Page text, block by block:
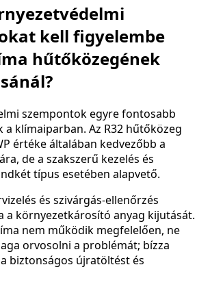
kell figyelembe
hűtőközegének
szempontok egyre fontosabb
a klímaiparban. Az R32 hűtőközeg
értéke általában kedvezőbb a
de a szakszerű kezelés és
típus esetében alapvető.
és szivárgás-ellenőrzés
a környezetkárosító anyag kijutását.
nem működik megfelelően, ne
orvosolni a problémát; bízza
biztonságos újratöltést és